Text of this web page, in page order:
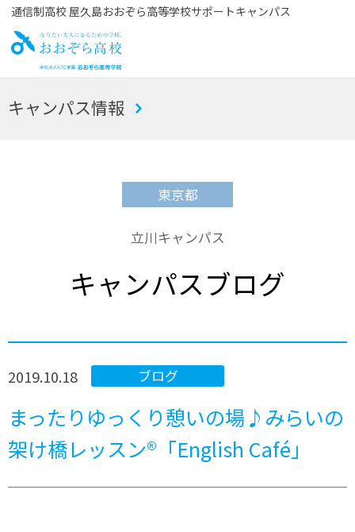
通信制高校 屋久島おおぞら高等学校サポートキャンパス
お
キャンパス情報
東京都
立川キャンパス
キャンパスブログ
ブログ
2019.10.18
まったりゆっくり憩いの場♪みらいの
架け橋レッスン®「English Café」